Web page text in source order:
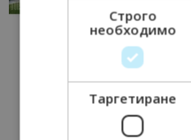
Строго
необходимо
Таргетиране